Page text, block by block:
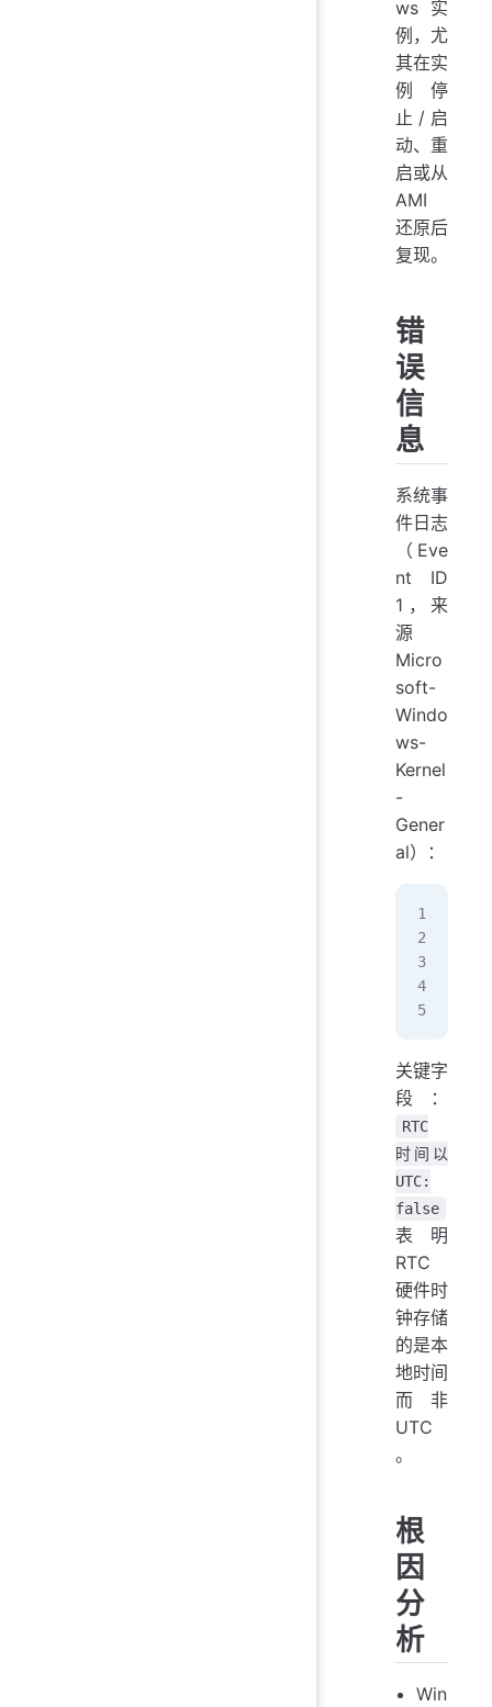
ws 实
例，尤
其在实
例停
止/启
动、重
启或从
AMI
还原后
复现。
错
误
信
息
系统事
件日志
（Eve
nt ID
1，来
源
Micro
soft-
Windo
ws-
Kernel
-
Gener
al）：
关键字
段：
RTC
时间以
UTC:
false
表明
RTC
硬件时
钟存储
的是本
地时间
而非
UTC
。
根
因
分
析
Win